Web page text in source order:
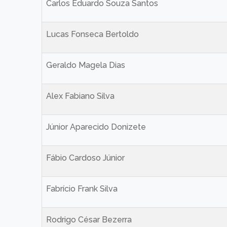
Carlos Eduardo Souza Santos
Lucas Fonseca Bertoldo
Geraldo Magela Dias
Alex Fabiano Silva
Júnior Aparecido Donizete
Fábio Cardoso Júnior
Fabrício Frank Silva
Rodrigo César Bezerra